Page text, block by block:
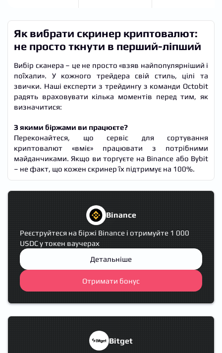
Як вибрати скринер криптовалют:
не просто ткнути в перший-ліпший
Вибір сканера – це не просто «взяв найпопулярніший і
поїхали». У кожного трейдера свій стиль, цілі та
звички. Наші експерти з трейдингу з команди Octobit
радять враховувати кілька моментів перед тим, як
визначитися:
З якими біржами ви працюєте?
Переконайтеся, що сервіс для сортування
криптовалют «вміє» працювати з потрібними
майданчиками. Якщо ви торгуєте на Binance або Bybit
– не факт, що кожен скринер їх підтримує на 100%.
Binance
Реєструйтеся на біржі Binance і отримуйте 1 000
USDC у токен ваучерах
Детальніше
Отримати бонус
Bitget